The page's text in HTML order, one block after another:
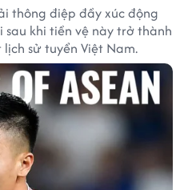
thông điệp đầy xúc động
khi tiền vệ này trở thành
sử tuyển Việt Nam.